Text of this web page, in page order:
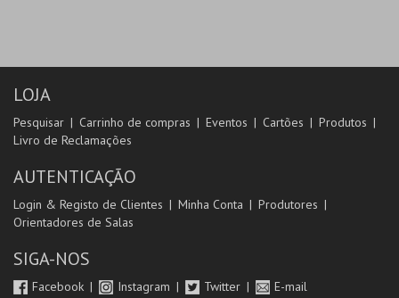
LOJA
Pesquisar Carrinho de compras Eventos Cartões
Produtos
Livro de Reclamações
AUTENTICAÇÃO
Login & Registo de Clientes Minha Conta
Produtores
Orientadores de Salas
SIGA-NOS
Facebook Instagram Twitter E-mail